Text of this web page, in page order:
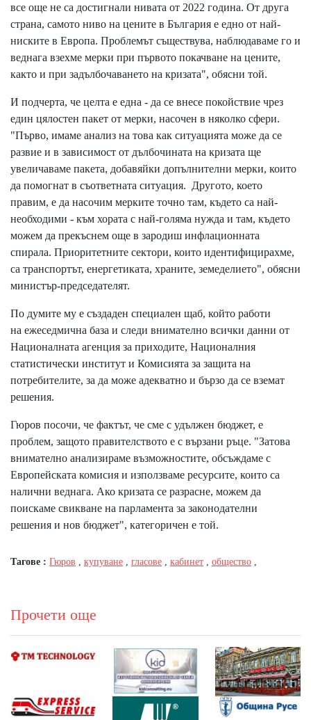
все още не са достигнали нивата от 2022 година. От друга
страна, самото ниво на цените в България е едно от най-
ниските в Европа. Проблемът съществува, наблюдаваме го и
веднага взехме мерки при първото покачване на цените,
както и при задълбочаването на кризата", обясни той.
И подчерта, че целта е една - да се внесе покойствие чрез
един цялостен пакет от мерки, насочен в няколко сфери.
"Първо, имаме анализ на това как ситуацията може да се
развие и в зависимост от дълбочината на кризата ще
увеличаваме пакета, добавяйки допълнителни мерки, които
да помогнат в съответната ситуация. Другото, което
правим, е да насочим мерките точно там, където са най-
необходими - към хората с най-голяма нужда и там, където
можем да прекъснем още в зародиш инфлационната
спирала. Приоритетните сектори, които идентифицирахме,
са транспортът, енергетиката, храните, земеделието", обясни
министър-председателят.
По думите му е създаден специален щаб, който работи
на ежеседмична база и следи внимателно всички данни от
Националната агенция за приходите, Националния
статистически институт и Комисията за защита на
потребителите, за да може адекватно и бързо да се вземат
решения.
Гюров посочи, че фактът, че сме с удължен бюджет, е
проблем, защото правителството е с вързани ръце. "Затова
внимателно анализираме възможностите, обсъждаме с
Европейската комисия и използваме ресурсите, които са
налични веднага. Ако кризата се разрасне, можем да
поискаме свикване на парламента за законодателни
решения и нов бюджет", категоричен е той.
Тагове : Гюров купуване гласове кабинет общество
Прочети още